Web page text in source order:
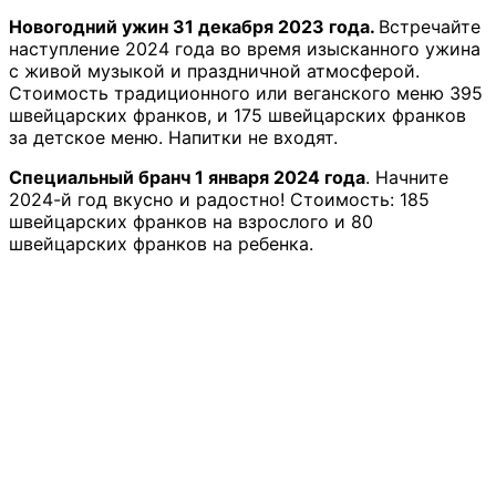
Новогодний ужин 31 декабря 2023 года. Встречайте
наступление 2024 года во время изысканного ужина
с живой музыкой и праздничной атмосферой.
Стоимость традиционного или веганского меню 395
швейцарских франков, и 175 швейцарских франков
за детское меню. Напитки не входят.
Специальный бранч 1 января 2024 года. Начните
2024-й год вкусно и радостно! Стоимость: 185
швейцарских франков на взрослого и 80
швейцарских франков на ребенка.